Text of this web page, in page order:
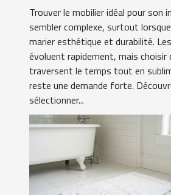
Trouver le mobilier idéal pour son
sembler complexe, surtout
marier esthétique et durabilité.
évoluent rapidement, mais choisir
traversent le temps tout en
reste une demande forte.
sélectionner...